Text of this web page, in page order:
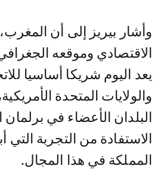
وأشار بيريز إلى أن
الاقتصادي وموقعه
يعد اليوم شريكا أساسيا
والولايات المتحدة
البلدان الأعضاء في برلمان
الاستفادة من التجربة التي
المملكة في هذا المجال.